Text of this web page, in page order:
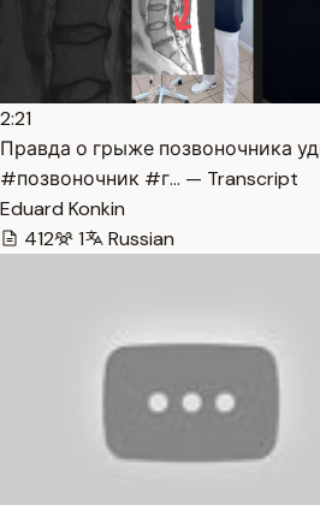
2:21
Правда о грыже позвоночника
#позвоночник #г… — Transcript
Eduard Konkin
412
1 Russian